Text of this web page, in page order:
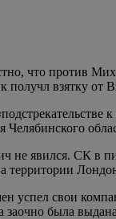
что против
получл взятку от
Челябинского
не явился. СК в
территории
успел свои
заочно была